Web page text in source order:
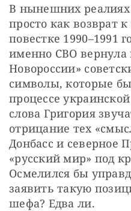
В нынешних реалиях
просто как возврат
повестке 1990–1991
именно СВО вернула
Новороссии»
символы, которые
процессе
слова Григория
отрицание тех
Донбасс и северное
«русский мир» под
Осмелился бы
заявить такую
шефа? Едва ли.